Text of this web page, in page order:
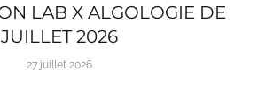
LAB X ALGOLOGIE DE
JUILLET 2026
27 juillet 2026